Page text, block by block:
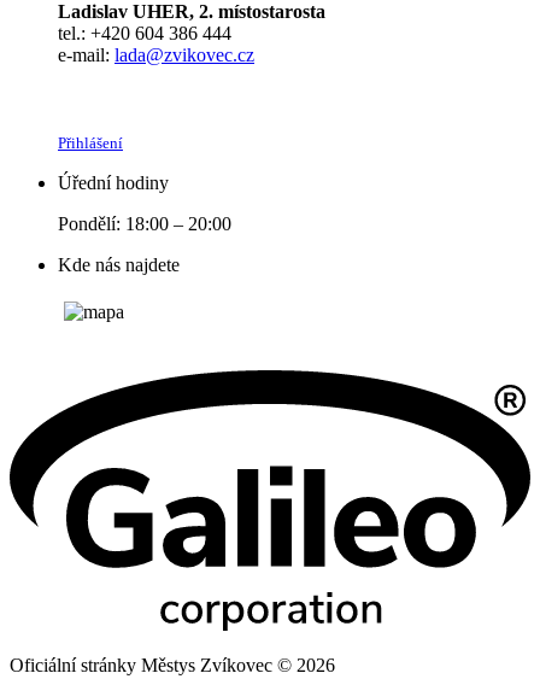
Ladislav UHER, 2. místostarosta
tel.: +420 604 386 444
e-mail: lada@zvikovec.cz
Přihlášení
Úřední hodiny
Pondělí: 18:00 – 20:00
Kde nás najdete
Oficiální stránky Městys Zvíkovec © 2026